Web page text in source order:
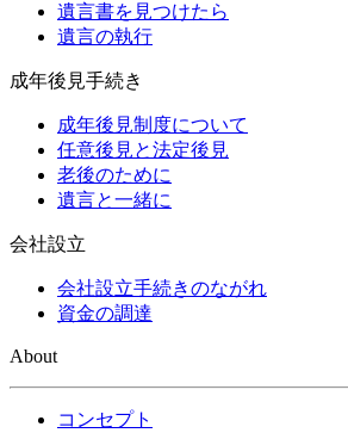
遺言書を見つけたら
遺言の執行
成年後見手続き
成年後見制度について
任意後見と法定後見
老後のために
遺言と一緒に
会社設立
会社設立手続きのながれ
資金の調達
About
コンセプト